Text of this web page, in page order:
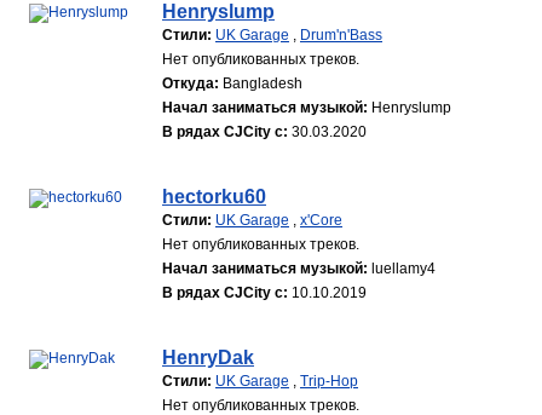
Henryslump
Стили: UK Garage , Drum'n'Bass
Нет опубликованных треков.
Откуда: Bangladesh
Начал заниматься музыкой: Henryslump
В рядах CJCity с: 30.03.2020
hectorku60
Стили: UK Garage , x'Core
Нет опубликованных треков.
Начал заниматься музыкой: luellamy4
В рядах CJCity с: 10.10.2019
HenryDak
Стили: UK Garage , Trip-Hop
Нет опубликованных треков.